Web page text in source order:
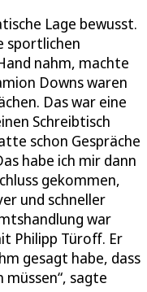
Lage bewusst.
sportlichen
nahm, machte
Downs waren
Das war eine
Schreibtisch
schon Gespräche
habe ich mir dann
gekommen,
und schneller
war
Philipp Türoff. Er
gesagt habe, dass
sagte